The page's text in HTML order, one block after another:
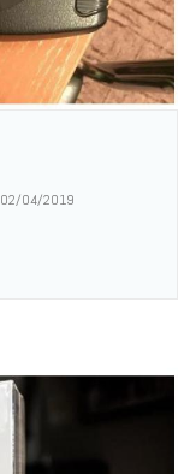
02/04/2019